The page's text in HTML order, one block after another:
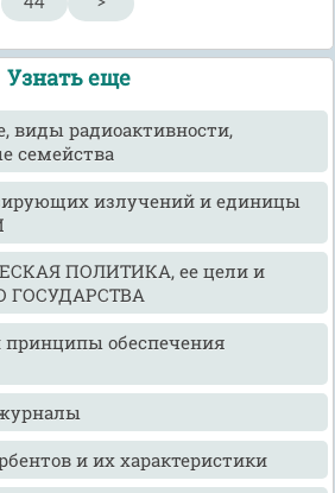
Узнать еще
виды радиоактивности,
семейства
излучений и единицы
ПОЛИТИКА, ее цели и
ГОСУДАРСТВА
принципы обеспечения
и их характеристики